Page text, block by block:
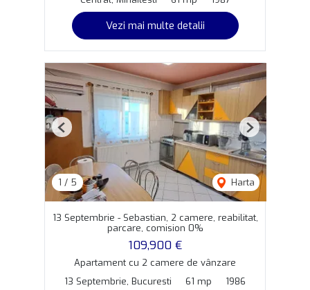
Vezi mai multe detalii
1 / 5 Harta
Previous Next
13 Septembrie - Sebastian, 2 camere, reabilitat,
parcare, comision 0%
109,900 €
Apartament cu 2 camere de vânzare
13 Septembrie, Bucuresti
61 mp 1986